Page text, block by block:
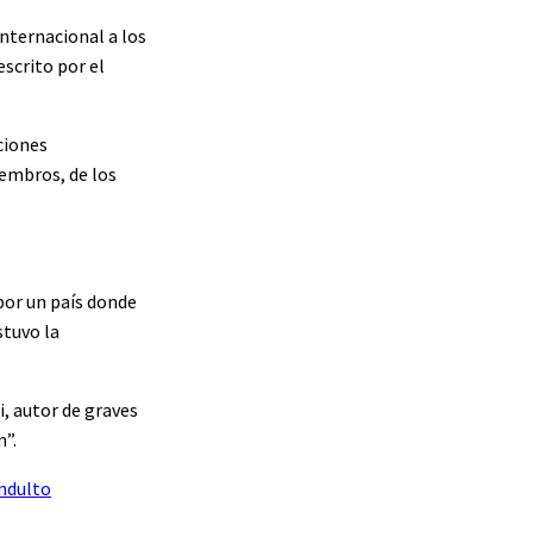
a los
por el
de los
un país donde
la
autor de graves